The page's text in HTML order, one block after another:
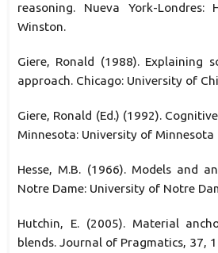
reasoning. Nueva York-Londres:
Winston.
Giere, Ronald (1988). Explaining
approach. Chicago: University of
Giere, Ronald (Ed.) (1992).
Minnesota: University of Minnesota
Hesse, M.B. (1966). Models and
Notre Dame: University of Notre
Hutchin, E. (2005). Material
blends. Journal of Pragmatics, 37,